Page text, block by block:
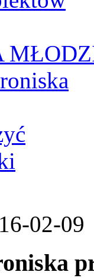
02-09